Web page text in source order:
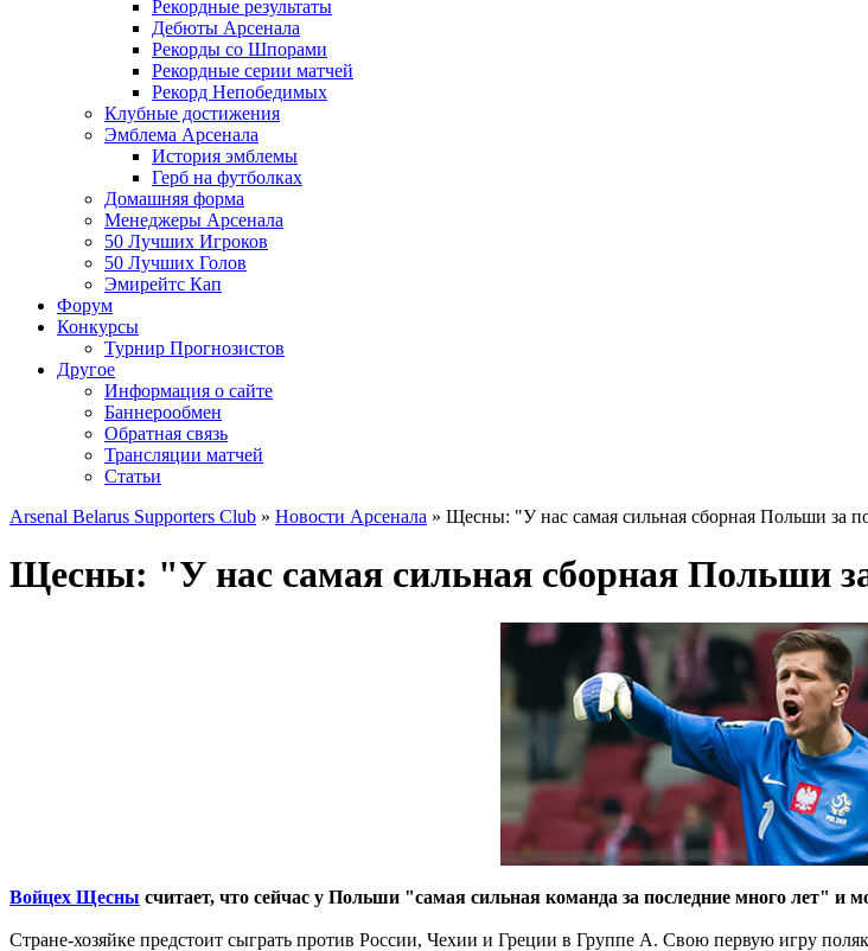
Рекордные результаты
Дебюты Арсенала
Рекорды со Шпорами
Рекордные серии матчей
Рекорд Непобедимых
Клубные достижения
Эмблема Арсенала
История эмблемы
Герб на футболках
Домашняя форма
Менеджеры Арсенала
50 Лучших Игроков
50 Лучших Голов
Эмирейтс Кап
Форум
Конкурсы
Турнир Прогнозистов
Другое
Информация о сайте
Баннерообмен
Обратная связь
Трансляции матчей
Статьи
Arsenal Belarus Supporters Club » Новости Арсенала » Щесны: "У нас самая сильная сборная Польши за
Щесны: "У нас самая сильная сборная Польши
Войцех Щесны считает, что сейчас у Польши "самая сильная команда за последние много лет" и
Стране-хозяйке предстоит сыграть против России, Чехии и Греции в Группе А. Свою первую игру